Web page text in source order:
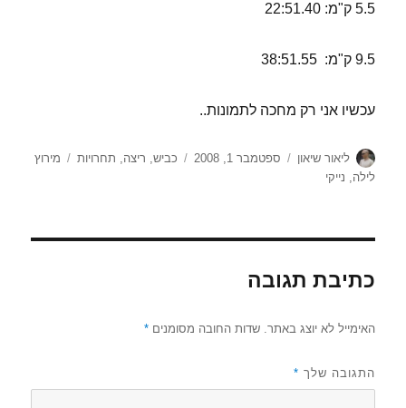
5.5 ק"מ: 22:51.40
9.5 ק"מ: 38:51.55
עכשיו אני רק מחכה לתמונות..
מחבר
ליאור שיאון
פורסם
ספטמבר 1, 2008 קטגוריות
כביש, ריצה, תחרויות תגיות
מירוץ
לילה, נייקי
כתיבת תגובה
האימייל לא יוצג באתר. שדות החובה מסומנים*
התגובה שלך *